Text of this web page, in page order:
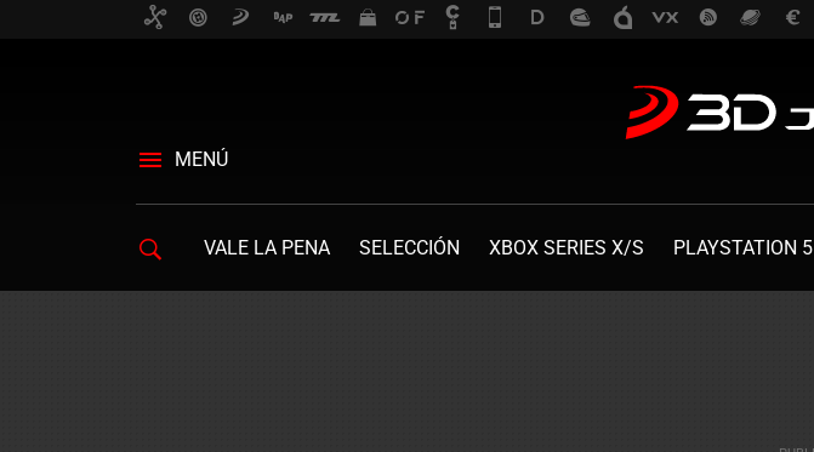
MENÚ
VALE LA PENA SELECCIÓN XBOX SERIES X/S PLAYSTATION 5